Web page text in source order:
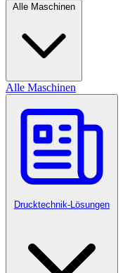
Alle Maschinen
Alle Maschinen
Drucktechnik-Lösungen